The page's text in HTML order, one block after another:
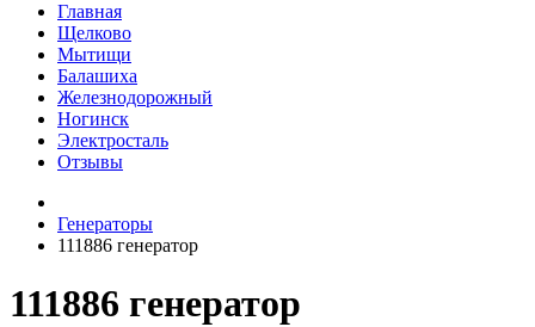
Главная
Щелково
Мытищи
Балашиха
Железнодорожный
Ногинск
Электросталь
Отзывы
Генераторы
111886 генератор
111886 генератор